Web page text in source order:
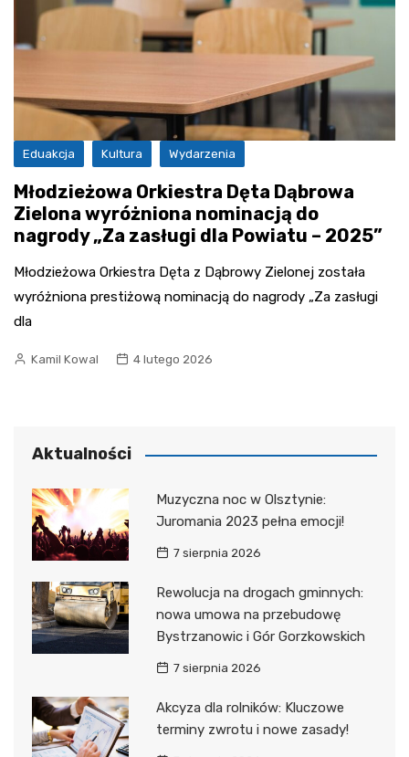
Eduakcja Kultura Wydarzenia
Młodzieżowa Orkiestra Dęta Dąbrowa
Zielona wyróżniona nominacją do
nagrody „Za zasługi dla Powiatu – 2025”
Młodzieżowa Orkiestra Dęta z Dąbrowy Zielonej została
wyróżniona prestiżową nominacją do nagrody „Za zasługi
dla
Kamil Kowal 4 lutego 2026
Aktualności
Muzyczna noc w Olsztynie:
Juromania 2023 pełna emocji!
7 sierpnia 2026
Rewolucja na drogach gminnych:
nowa umowa na przebudowę
Bystrzanowic i Gór Gorzkowskich
7 sierpnia 2026
Akcyza dla rolników: Kluczowe
terminy zwrotu i nowe zasady!